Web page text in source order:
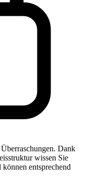
Dank
wissen Sie
entsprechend